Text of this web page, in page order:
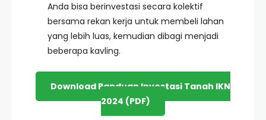
Anda bisa berinvestasi secara kolektif
bersama rekan kerja untuk membeli lahan
yang lebih luas, kemudian dibagi menjadi
beberapa kavling.
Download Panduan Investasi Tanah IKN
2024 (PDF)